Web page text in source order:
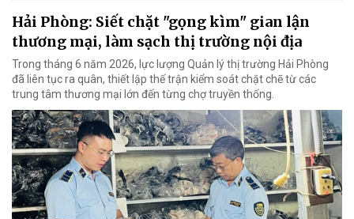
Hải Phòng: Siết chặt "gọng kìm" gian lận
thương mại, làm sạch thị trường nội địa
Trong tháng 6 năm 2026, lực lượng Quản lý thị trường Hải Phòng
đã liên tục ra quân, thiết lập thế trận kiểm soát chặt chẽ từ các
trung tâm thương mại lớn đến từng chợ truyền thống.